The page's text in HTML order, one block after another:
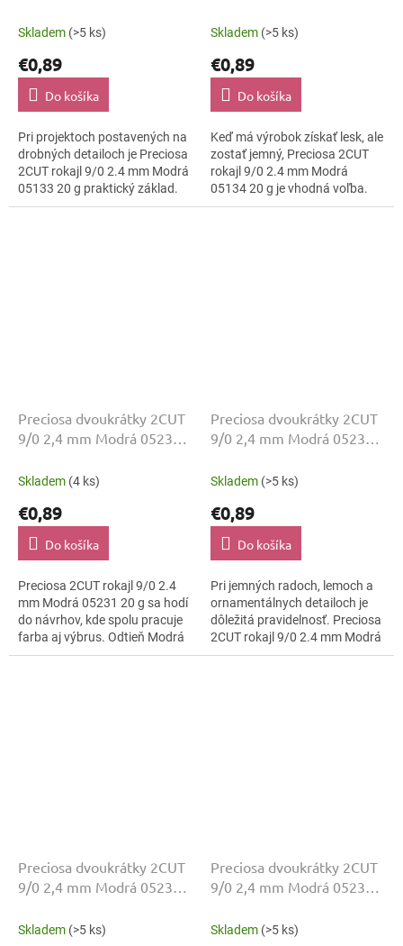
Skladem (>5 ks)
€0,89
Do košíka
Pri projektoch postavených na
drobných detailoch je Preciosa
2CUT rokajl 9/0 2.4 mm Modrá
05133 20 g praktický základ.
Brúsené plôšky 2CUT pridávajú
Skladem (>5 ks)
€0,89
Do košíka
Keď má výrobok získať lesk, ale
zostať jemný, Preciosa 2CUT
rokajl 9/0 2.4 mm Modrá
05134 20 g je vhodná voľba.
Farba Modrá ostáva čitateľná
Preciosa dvoukrátky 2CUT
9/0 2,4 mm Modrá 05231
Skladem (4 ks)
€0,89
Do košíka
Preciosa 2CUT rokajl 9/0 2.4
mm Modrá 05231 20 g sa hodí
do návrhov, kde spolu pracuje
farba aj výbrus. Odtieň Modrá
dopĺňa lesklo brúsená a
Preciosa dvoukrátky 2CUT
9/0 2,4 mm Modrá 05232
Skladem (>5 ks)
€0,89
Do košíka
Pri jemných radoch, lemoch a
ornamentálnych detailoch je
dôležitá pravidelnosť. Preciosa
2CUT rokajl 9/0 2.4 mm Modrá
05232 20 g spája tvar Preciosa
Preciosa dvoukrátky 2CUT
9/0 2,4 mm Modrá 05233
Skladem (>5 ks)
Preciosa dvoukrátky 2CUT
9/0 2,4 mm Modrá 05234
Skladem (>5 ks)